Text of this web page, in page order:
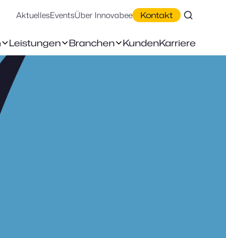
AktuellesEventsÜber Innovabee Kontakt
Leistungen Branchen KundenKarriere